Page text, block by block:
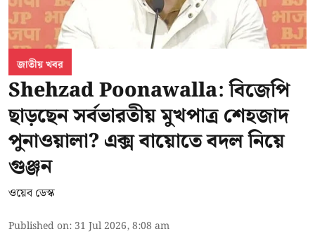
জাতীয় খবর
Shehzad Poonawalla: বিজেপি
ছাড়ছেন সর্বভারতীয় মুখপাত্র শেহজাদ
পুনাওয়ালা? এক্স বায়োতে বদল নিয়ে
গুঞ্জন
ওয়েব ডেস্ক
Published on: 31 Jul 2026, 8:08 am